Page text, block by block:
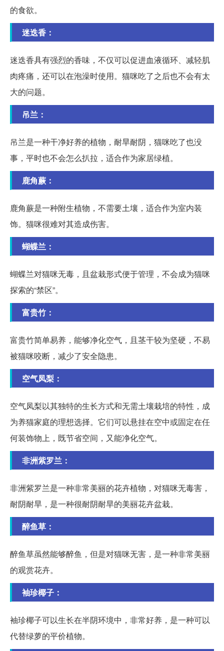
的食欲。
迷迭香：
迷迭香具有强烈的香味，不仅可以促进血液循环、减轻肌
肉疼痛，还可以在泡澡时使用。猫咪吃了之后也不会有太
大的问题。
吊兰：
吊兰是一种干净好养的植物，耐旱耐阴，猫咪吃了也没
事，平时也不会怎么扒拉，适合作为家居绿植。
鹿角蕨：
鹿角蕨是一种附生植物，不需要土壤，适合作为室内装
饰。猫咪很难对其造成伤害。
蝴蝶兰：
蝴蝶兰对猫咪无毒，且盆栽形式便于管理，不会成为猫咪
探索的“禁区”。
富贵竹：
富贵竹简单易养，能够净化空气，且茎干较为坚硬，不易
被猫咪咬断，减少了安全隐患。
空气凤梨：
空气凤梨以其独特的生长方式和无需土壤栽培的特性，成
为养猫家庭的理想选择。它们可以悬挂在空中或固定在任
何装饰物上，既节省空间，又能净化空气。
非洲紫罗兰：
非洲紫罗兰是一种非常美丽的花卉植物，对猫咪无毒害，
耐阴耐旱，是一种很耐阴耐旱的美丽花卉盆栽。
醉鱼草：
醉鱼草虽然能够醉鱼，但是对猫咪无害，是一种非常美丽
的观赏花卉。
袖珍椰子：
袖珍椰子可以生长在半阴环境中，非常好养，是一种可以
代替绿萝的平价植物。